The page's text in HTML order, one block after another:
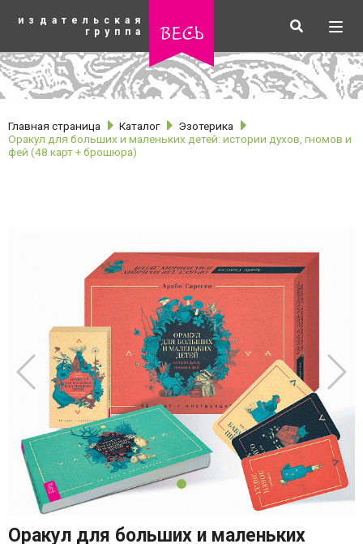
основному
издательская
группа
весь Искать
рубрики
Главная страница Каталог
Эзотерика
Оракул для больших и маленьких детей: истории духов, гномов и
фей (48 карт + брошюра)
Оракул для больших и маленьких